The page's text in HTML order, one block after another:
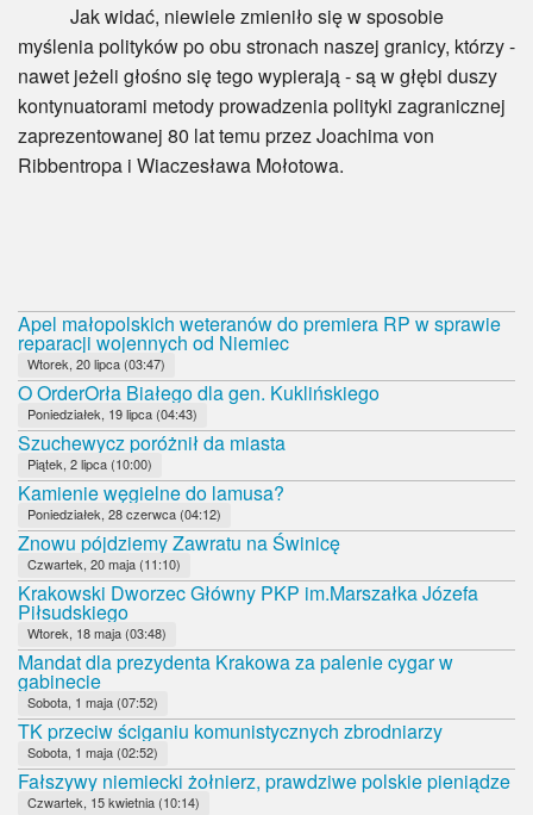
Jak widać, niewiele zmieniło się w sposobie
myślenia polityków po obu stronach naszej granicy, którzy -
nawet jeżeli głośno się tego wypierają - są w głębi duszy
kontynuatorami metody prowadzenia polityki zagranicznej
zaprezentowanej 80 lat temu przez Joachima von
Ribbentropa i Wiaczesława Mołotowa.
Apel małopolskich weteranów do premiera RP w sprawie
reparacji wojennych od Niemiec
Wtorek, 20 lipca (03:47)
O OrderOrła Białego dla gen. Kuklińskiego
Poniedziałek, 19 lipca (04:43)
Szuchewycz poróżnił da miasta
Piątek, 2 lipca (10:00)
Kamienie węgielne do lamusa?
Poniedziałek, 28 czerwca (04:12)
Znowu pójdziemy Zawratu na Świnicę
Czwartek, 20 maja (11:10)
Krakowski Dworzec Główny PKP im.Marszałka Józefa
Piłsudskiego
Wtorek, 18 maja (03:48)
Mandat dla prezydenta Krakowa za palenie cygar w
gabinecie
Sobota, 1 maja (07:52)
TK przeciw ściganiu komunistycznych zbrodniarzy
Sobota, 1 maja (02:52)
Fałszywy niemiecki żołnierz, prawdziwe polskie pieniądze
Czwartek, 15 kwietnia (10:14)